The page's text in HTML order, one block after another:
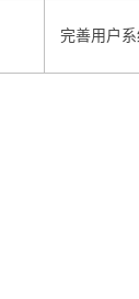
完善用户